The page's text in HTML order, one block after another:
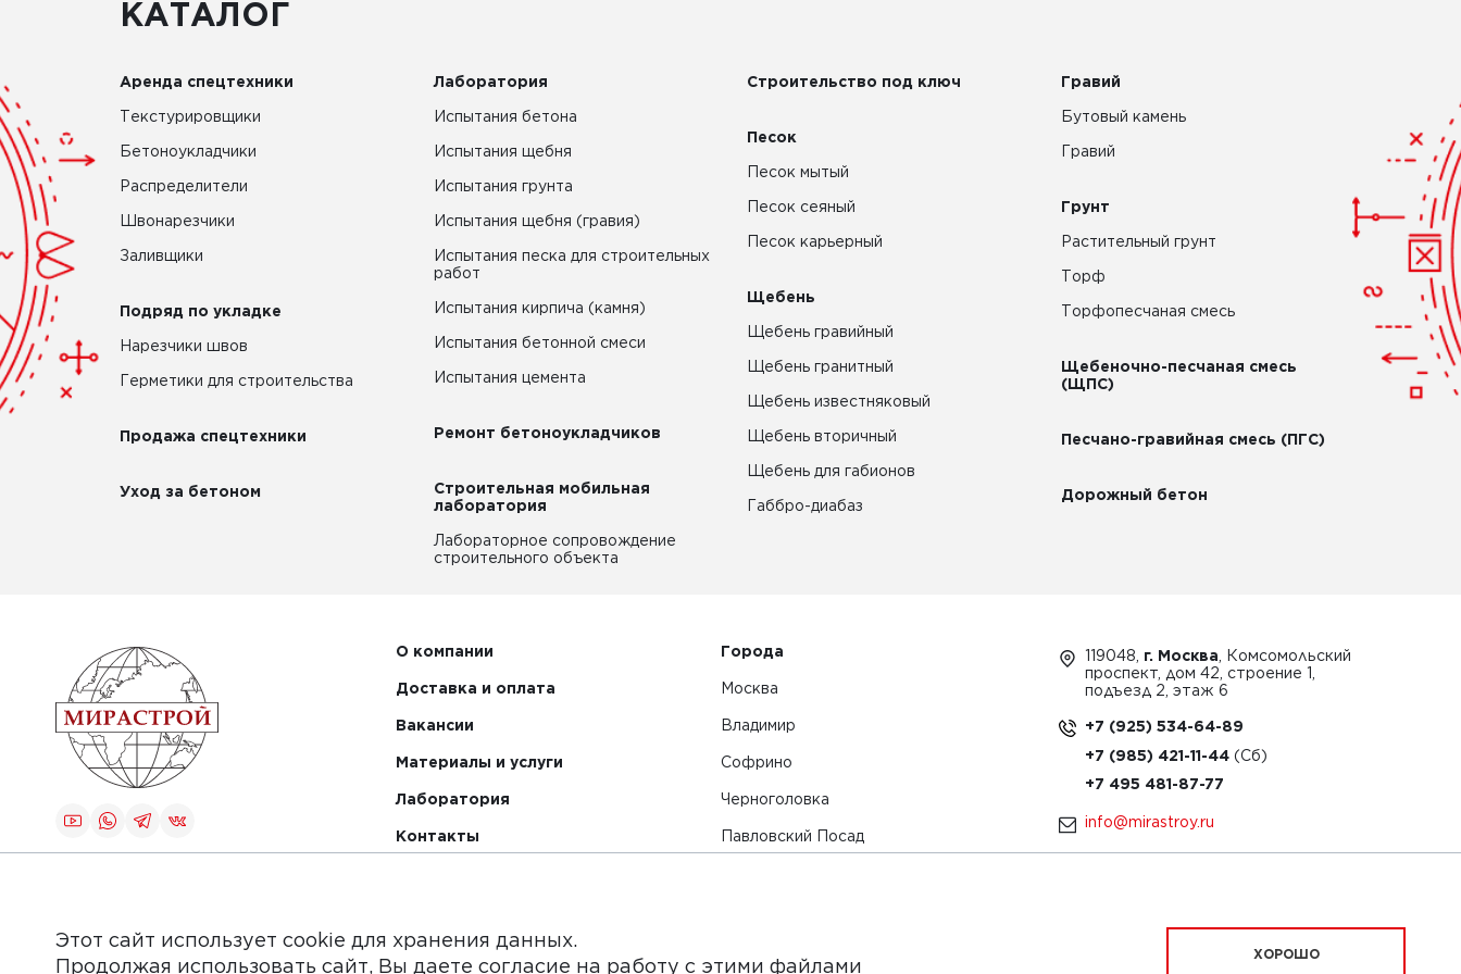
КАТАЛОГ
Аренда спецтехники
Текстурировщики
Бетоноукладчики
Распределители
Швонарезчики
Заливщики
Подряд по укладке
Нарезчики швов
Герметики для строительства
Продажа спецтехники
Уход за бетоном
Лаборатория
Испытания бетона
Испытания щебня
Испытания грунта
Испытания щебня (гравия)
Испытания песка для строительных
работ
Испытания кирпича (камня)
Испытания бетонной смеси
Испытания цемента
Ремонт бетоноукладчиков
Строительная мобильная
лаборатория
Лабораторное сопровождение
строительного объекта
Строительство под ключ
Песок
Песок мытый
Песок сеяный
Песок карьерный
Щебень
Щебень гравийный
Щебень гранитный
Щебень известняковый
Щебень вторичный
Щебень для габионов
Габбро-диабаз
Гравий
Бутовый камень
Гравий
Грунт
Растительный грунт
Торф
Торфопесчаная смесь
Щебеночно-песчаная смесь
(ЩПС)
Песчано-гравийная смесь (ПГС)
Дорожный бетон
О компании
Доставка и оплата
Вакансии
Материалы и услуги
Лаборатория
Контакты
Города
Москва
Владимир
Софрино
Черноголовка
Павловский Посад
119048, г. Москва , Комсомольский
проспект, дом 42, строение 1,
подъезд 2, этаж 6
+7 (925) 534-64-89
+7 (985) 421-11-44
+7 495 481-87-77
info@mirastroy.ru
Этот сайт использует cookie для хранения данных.
Продолжая использовать сайт, Вы даете согласие на работу с этими файлами
ХОРОШО